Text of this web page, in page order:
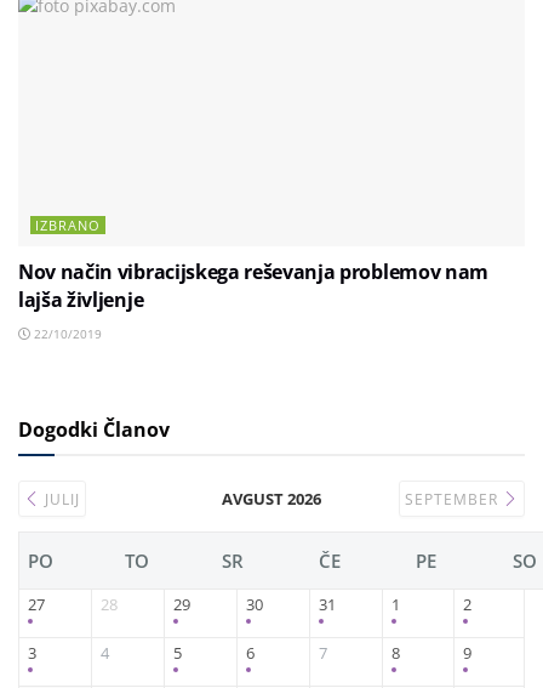
IZBRANO
Nov način vibracijskega reševanja problemov nam
lajša življenje
22/10/2019
Dogodki Članov
JULIJ AVGUST 2026 SEPTEMBER
PO TO SR ČE PE SO
27 28 29 30 31 1 2
3 4 5 6 7 8 9